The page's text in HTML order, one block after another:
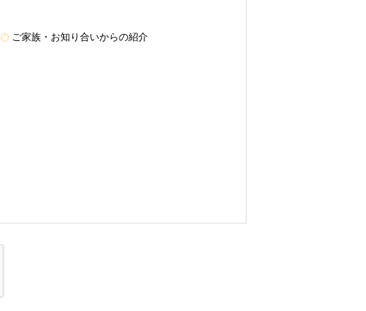
記「訂正・利用停止等・苦情受付窓口」に記
いた事項
ご家族・お知り合いからの紹介